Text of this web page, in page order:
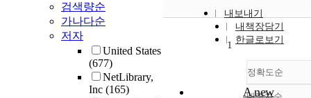
검색량순
가나다순
저자
United States
(677)
NetLibrary,
Inc (165)
내보내기
내책장담기
한글로보기
정확도순
1
A new